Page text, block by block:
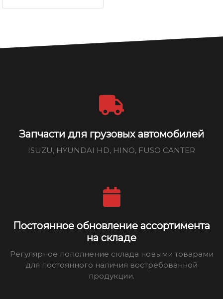
Запчасти для грузовых автомобилей
ISUZU, HYUNDAI HD, HINO, FUSO CANTER
Постоянное обновление ассортимента
на складе
Регулярное пополнение склада новыми товарами
для постоянного наличия востребованной
продукции.